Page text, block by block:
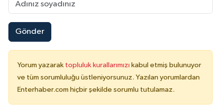
Gönder
Yorum yazarak topluluk kurallarımızı kabul etmiş bulunuyor
ve tüm sorumluluğu üstleniyorsunuz. Yazılan yorumlardan
Enterhaber.com hiçbir şekilde sorumlu tutulamaz.